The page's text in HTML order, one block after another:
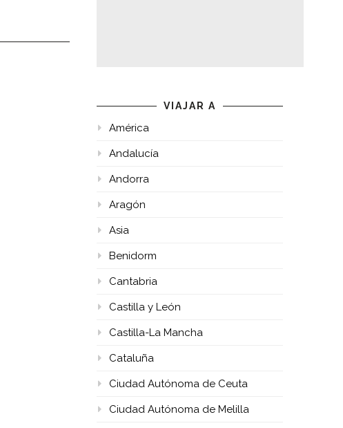
VIAJAR A
América
Andalucía
Andorra
Aragón
Asia
Benidorm
Cantabria
Castilla y León
Castilla-La Mancha
Cataluña
Ciudad Autónoma de Ceuta
Ciudad Autónoma de Melilla